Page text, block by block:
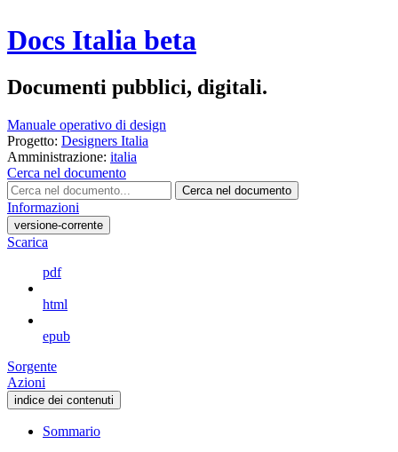
Docs Italia beta
Documenti pubblici, digitali.
Manuale operativo di design
Progetto: Designers Italia
Amministrazione: italia
Cerca nel documento
Cerca nel documento
Informazioni
versione-corrente
Scarica
pdf
html
epub
Sorgente
Azioni
indice dei contenuti
Sommario